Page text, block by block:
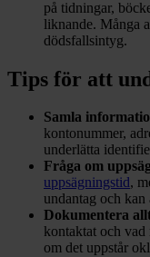
på tidningar,
liknande. Många
dödsfallsintyg.
Tips för att
Samla
kontonummer,
underlätta
Fråga om
uppsägningstid,
undantag och
Dokumentera
kontaktat och
om det uppstår